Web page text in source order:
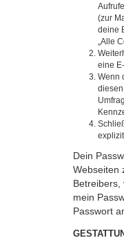
(zur
deine
„Alle
eine
Wenn
Dein
Webseiten
Betreibers,
mein
Passwort